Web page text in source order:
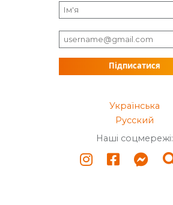
Підписатися
Українська
Русский
Наші соцмережі: